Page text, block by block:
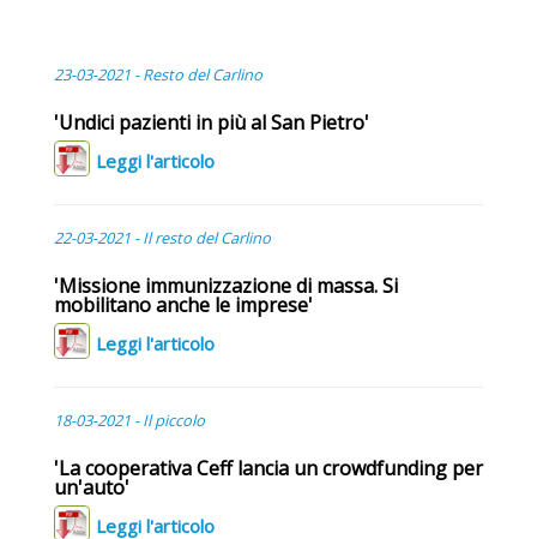
23-03-2021 - Resto del Carlino
'Undici pazienti in più al San Pietro'
Leggi l'articolo
22-03-2021 - Il resto del Carlino
'Missione immunizzazione di massa. Si
mobilitano anche le imprese'
Leggi l'articolo
18-03-2021 - Il piccolo
'La cooperativa Ceff lancia un crowdfunding per
un'auto'
Leggi l'articolo